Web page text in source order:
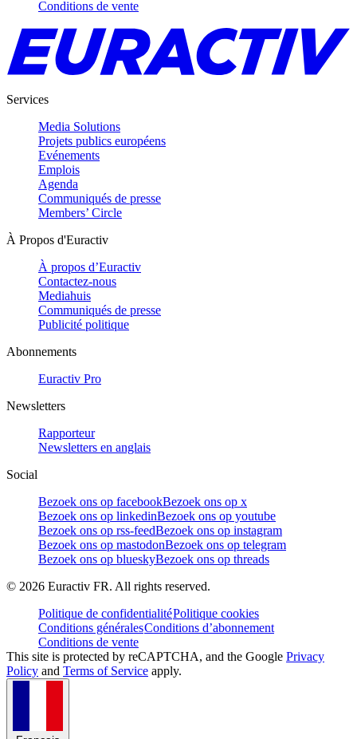
Conditions de vente
Services
Media Solutions
Projets publics européens
Evénements
Emplois
Agenda
Communiqués de presse
Members’ Circle
À Propos d'Euractiv
À propos d’Euractiv
Contactez-nous
Mediahuis
Communiqués de presse
Publicité politique
Abonnements
Euractiv Pro
Newsletters
Rapporteur
Newsletters en anglais
Social
Bezoek ons op facebookBezoek ons op x
Bezoek ons op linkedinBezoek ons op youtube
Bezoek ons op rss-feedBezoek ons op instagram
Bezoek ons op mastodonBezoek ons op telegram
Bezoek ons op blueskyBezoek ons op threads
© 2026 Euractiv FR. All rights reserved.
Politique de confidentialitéPolitique cookies
Conditions généralesConditions d’abonnement
Conditions de vente
This site is protected by reCAPTCHA, and the Google Privacy
Policy and Terms of Service apply.